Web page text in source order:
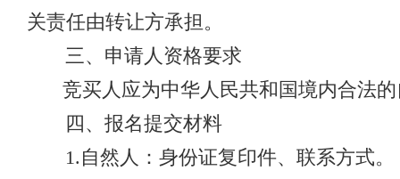
关责任由转让方承担。
三、申请人资格要求
竞买人应为中华人民共和国境内合法
四、报名提交材料
1.自然人：身份证复印件、联系方式。